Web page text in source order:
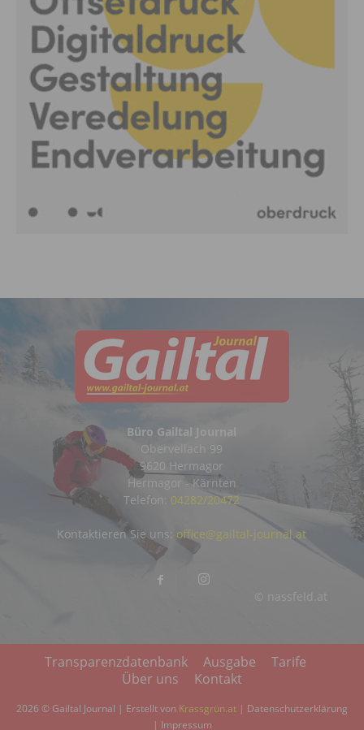
Büro Gailtal Journal
Obervellach 99
9620 Hermagor
Hermagor - Kärnten
Telefon: 04282/20472
© nassfeld.at
Kontaktieren Sie uns: office@gailtal-journal.at
Transparenzdatenbank Ausgabe
Tarife
Über uns
Kontakt
2026 © Gailtal Journal | Erstellt von Krassgrün.at | Datenschutzerklärung
| Impressum